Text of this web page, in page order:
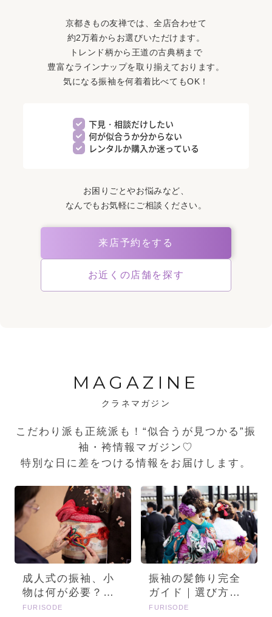
京都きもの友禅では、全店合わせて
約2万着からお選びいただけます。
トレンド柄から王道の古典柄まで
豊富なラインナップを取り揃えております。
気になる振袖を何着着比べてもOK！
下見・相談だけしたい
何が似合うか分からない
レンタルか購入か迷っている
お困りごとやお悩みなど、
なんでもお気軽にご相談ください。
来店予約をする
お近くの店舗を探す
MAGAZINE
クラネマガジン
こだわり派も正統派も！“似合うが見つかる”振
袖・袴情報マガジン♡
特別な日に差をつける情報をお届けします。
成人式の振袖、小
物は何が必要？画
像とセットで詳し
FURISODE
振袖の髪飾り完全
ガイド｜選び方・
種類・トレンドを
FURISODE